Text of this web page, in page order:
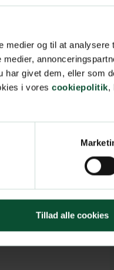
medier og til at analysere
har givet dem, eller som
i vores cookiepolitik,
Tillad alle cookies